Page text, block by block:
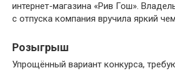
интернет-магазина «Рив Гош».
с отпуска компания вручила яркий
Розыгрыш
Упрощённый вариант конкурса,